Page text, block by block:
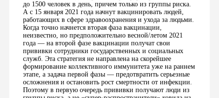
до 1500 человек в день, причем только из группы риска.
А с 15 января 2021 года начнут вакцинировать людей,
работающих в сфере здравоохранения и ухода за людьми.
Когда точно начнется вторая фаза вакцинации,
неизвестно, но предположительно весной/летом 2021
года — на второй фазе вакцинации получат свои
прививки сотрудники государственных и социальных
служб. Эта стратегия не направлена на скорейшее
формирование коллективного иммунитета уже на раннем
этапе, а задача первой фазы — предотвратить серьезные
осложнения и остановить рост смертности от инфекции.
Поэтому в первую очередь прививки получают люди из